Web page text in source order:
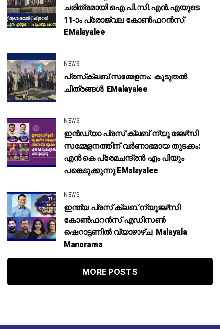
ചരിത്രമായി ഐ.പി.സി.എന്‍.എയുടെ
11-ാം പ്രോജ്വല കോണ്‍ഫറന്‍സ്|
EMalayalee
NEWS
പ്രസ്‌ക്ലബ് സമ്മേളനം: കൂടുതല്‍
ചിത്രങ്ങള്‍| EMalayalee
NEWS
ഇൻഡ്യാ പ്രസ് ക്ലബ് ന്യൂ ജേഴ്‌സി
സമ്മേളനത്തിന് വർണാഭമായ തുടക്കം:
എൻ കെ പ്രേമചന്ദ്രൻ എം പിയും
പങ്കെടുക്കുന്നു|eMalayalee
NEWS
ഇന്ത്യ പ്രസ് ക്ലബ് ന്യൂജഴ്‌സി
കോണ്‍ഫറന്‍സ് എഡിസൺ
ഷെറാട്ടണിൽ വ്യാഴാഴ്ച| Malayala
Manorama
MORE POSTS